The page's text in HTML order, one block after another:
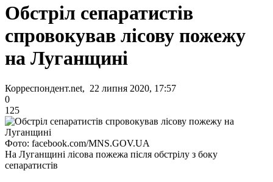
Обстріл сепаратистів
спровокував лісову пожежу
на Луганщині
Корреспондент.net, 22 липня 2020, 17:57
0
125
Фото: facebook.com/MNS.GOV.UA
На Луганщині лісова пожежа після обстрілу з боку
сепаратистів